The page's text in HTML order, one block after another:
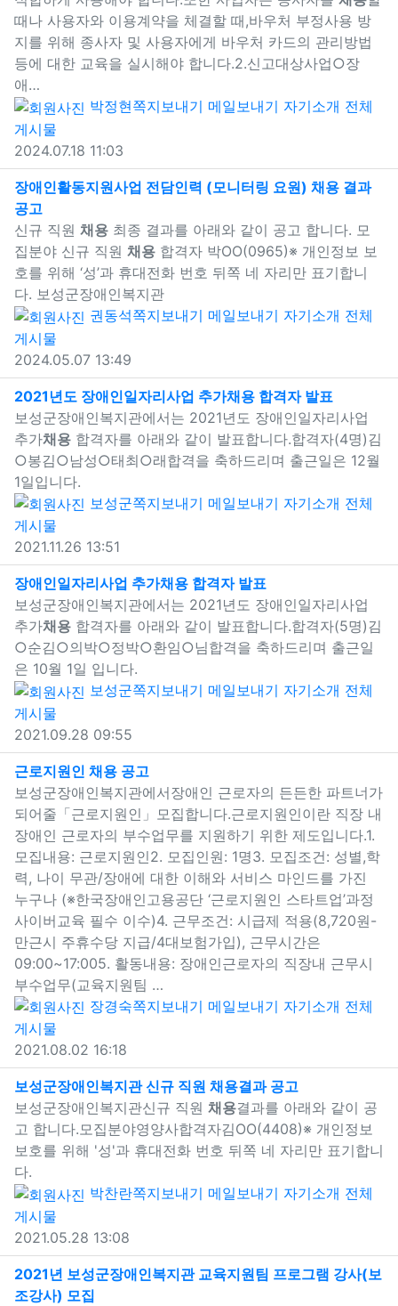
때나 사용자와 이용계약을 체결할 때,바우처 부정사용 방
지를 위해 종사자 및 사용자에게 바우처 카드의 관리방법
등에 대한 교육을 실시해야 합니다.2.신고대상사업○장
애…
박정현쪽지보내기 메일보내기 자기소개 전체
게시물
2024.07.18 11:03
장애인활동지원사업 전담인력 (모니터링 요원) 채용 결과
공고
새창으로 보기
신규 직원 채용 최종 결과를 아래와 같이 공고 합니다. 모
집분야 신규 직원 채용 합격자 박OO(0965)※ 개인정보 보
호를 위해 ‘성’과 휴대전화 번호 뒤쪽 네 자리만 표기합니
다. 보성군장애인복지관
권동석쪽지보내기 메일보내기 자기소개 전체
게시물
2024.05.07 13:49
2021년도 장애인일자리사업 추가채용 합격자 발표
보성군장애인복지관에서는 2021년도 장애인일자리사업
추가채용 합격자를 아래와 같이 발표합니다.합격자(4명)김
○봉김○남성○태최○래합격을 축하드리며 출근일은 12월
1일입니다.
보성군쪽지보내기 메일보내기 자기소개 전체
게시물
2021.11.26 13:51
장애인일자리사업 추가채용 합격자 발표
보성군장애인복지관에서는 2021년도 장애인일자리사업
추가채용 합격자를 아래와 같이 발표합니다.합격자(5명)김
○순김○의박○정박○환임○님합격을 축하드리며 출근일
은 10월 1일 입니다.
보성군쪽지보내기 메일보내기 자기소개 전체
게시물
2021.09.28 09:55
근로지원인 채용 공고
보성군장애인복지관에서장애인 근로자의 든든한 파트너가
되어줄「근로지원인」모집합니다.​근로지원인이란 직장 내
장애인 근로자의 부수업무를 지원하기 위한 제도입니다.​1.
모집내용: 근로지원인2. 모집인원: 1명3. 모집조건: 성별,학
력, 나이 무관/장애에 대한 이해와 서비스 마인드를 가진
누구나 (※한국장애인고용공단 ‘근로지원인 스타트업’과정
사이버교육 필수 이수)4. 근무조건: 시급제 적용(8,720원-
만근시 주휴수당 지급/4대보험가입), 근무시간은
09:00~17:005. 활동내용: 장애인근로자의 직장내 근무시
부수업무(교육지원팀 …
장경숙쪽지보내기 메일보내기 자기소개 전체
게시물
2021.08.02 16:18
보성군장애인복지관 신규 직원 채용결과 공고
보성군장애인복지관신규 직원 채용결과를 아래와 같이 공
고 합니다. 모집분야영양사합격자김OO(4408)※ 개인정보
보호를 위해 '성'과 휴대전화 번호 뒤쪽 네 자리만 표기합니
다.
박찬란쪽지보내기 메일보내기 자기소개 전체
게시물
2021.05.28 13:08
2021년 보성군장애인복지관 교육지원팀 프로그램 강사(보
조강사) 모집